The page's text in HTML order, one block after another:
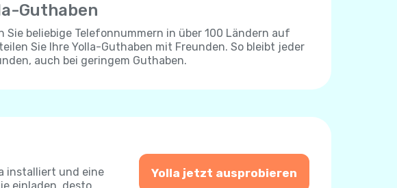
Guthaben
Sie beliebige Telefonnummern in über 100 Ländern auf
Sie Ihre Yolla-Guthaben mit Freunden. So bleibt jeder
auch bei geringem Guthaben.
installiert und eine
Yolla jetzt ausprobieren